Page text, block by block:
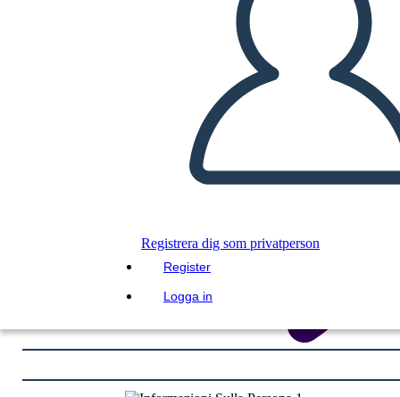
Registrera dig som privatperson
Register
Logga in